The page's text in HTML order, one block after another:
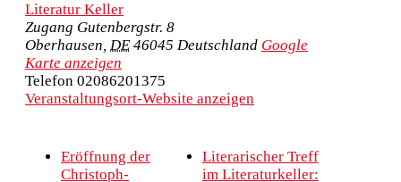
Literatur Keller
Zugang Gutenbergstr. 8
Oberhausen, DE 46045 Deutschland Google
Karte anzeigen
Telefon 02086201375
Veranstaltungsort-Website anzeigen
Eröffnung der
Christoph-
Literarischer Treff
im Literaturkeller: